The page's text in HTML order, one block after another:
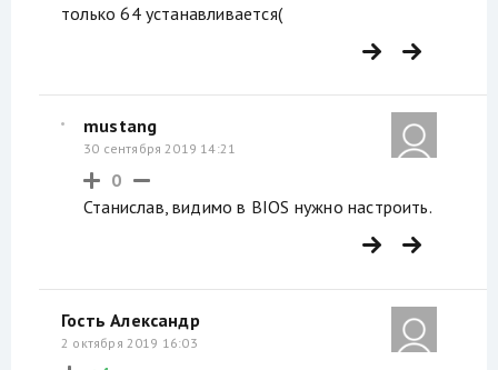
только 64 устанавливается(
mustang
30 сентября 2019 14:21
0
Станислав, видимо в BIOS нужно настроить.
Гость Александр
2 октября 2019 16:03